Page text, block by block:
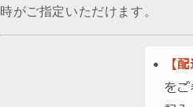
時がご指定いただけます。